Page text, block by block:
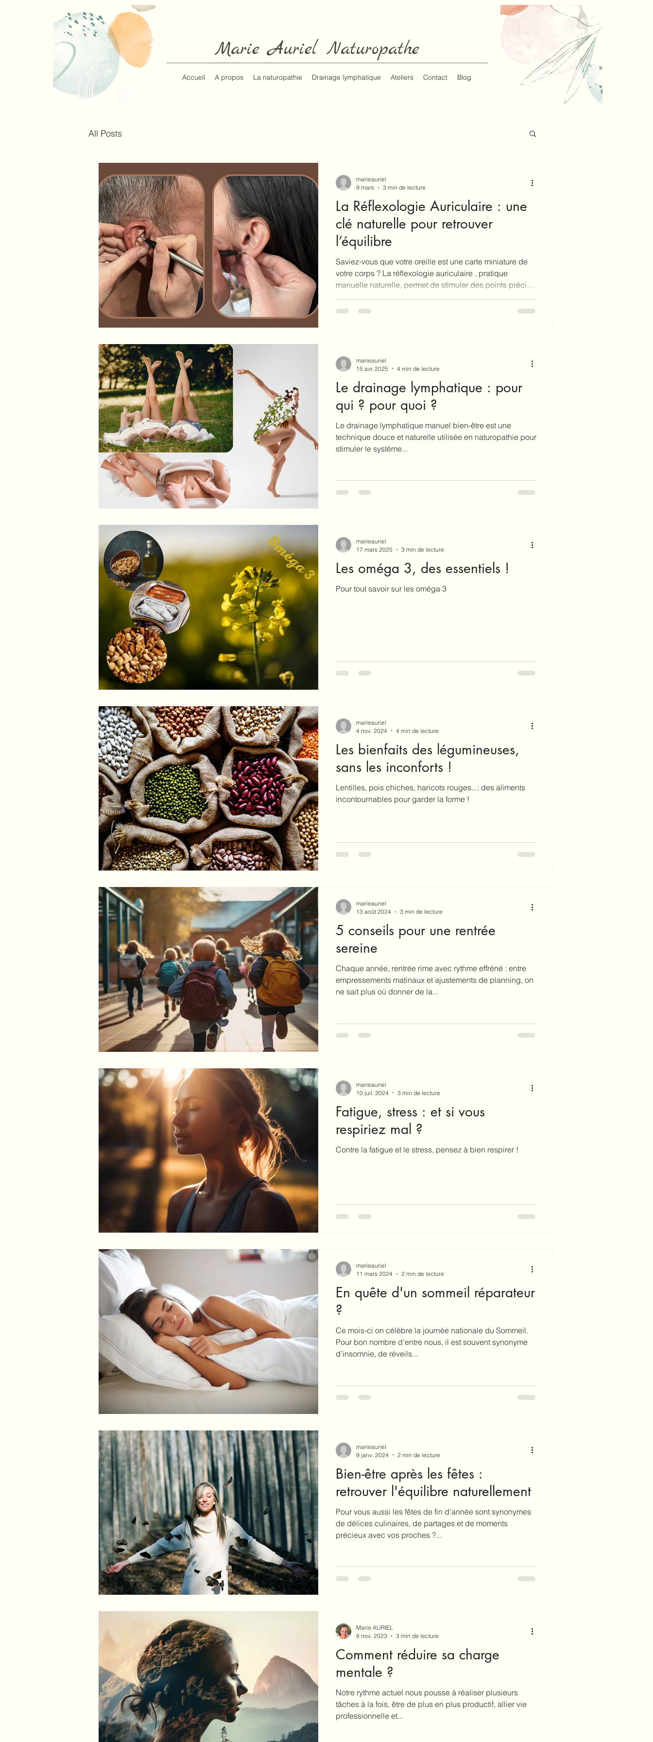
Marie Auriel Naturopathe
Accueil A propos La naturopathie Drainage lymphatique Ateliers Contact Blog
All Posts
La Réflexologie Auriculaire : une
clé naturelle pour retrouver
l’équilibre
Saviez-vous que votre oreille est une carte miniature de
votre corps ? La réflexologie auriculaire , pratique
manuelle naturelle, permet de stimuler des points précis
intérieure. En tant que naturopathe, je me suis récemment
vous aider, à qui elle s’adresse et dan
marieauriel
9 mars
3 min de lecture
Le drainage lymphatique : pour
qui ? pour quoi ?
Le drainage lymphatique manuel bien-être est une
technique douce et naturelle utilisée en naturopathie pour
stimuler le système...
marieauriel
15 avr. 2025
4 min de lecture
Les oméga 3, des essentiels !
Pour tout savoir sur les oméga 3
marieauriel
17 mars 2025
3 min de lecture
Les bienfaits des légumineuses,
sans les inconforts !
Lentilles, pois chiches, haricots rouges...: des aliments
incontournables pour garder la forme !
marieauriel
4 nov. 2024
4 min de lecture
5 conseils pour une rentrée
sereine
Chaque année, rentrée rime avec rythme effréné : entre
empressements matinaux et ajustements de planning, on
ne sait plus où donner de la...
marieauriel
13 août 2024
3 min de lecture
Fatigue, stress : et si vous
respiriez mal ?
Contre la fatigue et le stress, pensez à bien respirer !
marieauriel
10 juil. 2024
3 min de lecture
En quête d'un sommeil réparateur
?
Ce mois-ci on célèbre la journée nationale du Sommeil.
Pour bon nombre d’entre nous, il est souvent synonyme
d’insomnie, de réveils...
marieauriel
11 mars 2024
2 min de lecture
Bien-être après les fêtes :
retrouver l'équilibre naturellement
Pour vous aussi les fêtes de fin d'année sont synonymes
de délices culinaires, de partages et de moments
précieux avec vos proches ?...
marieauriel
9 janv. 2024
2 min de lecture
Comment réduire sa charge
mentale ?
Notre rythme actuel nous pousse à réaliser plusieurs
tâches à la fois, être de plus en plus productif, allier vie
professionnelle et...
Marie AURIEL
8 nov. 2023
3 min de lecture